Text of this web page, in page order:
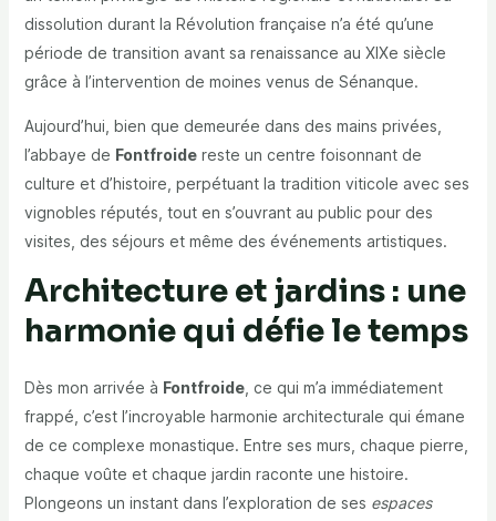
dissolution durant la Révolution française n’a été qu’une
période de transition avant sa renaissance au XIXe siècle
grâce à l’intervention de moines venus de Sénanque.
Aujourd’hui, bien que demeurée dans des mains privées,
l’abbaye de Fontfroidereste un centre foisonnant de
culture et d’histoire, perpétuant la tradition viticole avec ses
vignobles réputés, tout en s’ouvrant au public pour des
visites, des séjours et même des événements artistiques.
Architecture et jardins : une
harmonie qui défie le temps
Dès mon arrivée à Fontfroide, ce qui m’a immédiatement
frappé, c’est l’incroyable harmonie architecturale qui émane
de ce complexe monastique. Entre ses murs, chaque pierre,
chaque voûte et chaque jardin raconte une histoire.
Plongeons un instant dans l’exploration de ses espaces